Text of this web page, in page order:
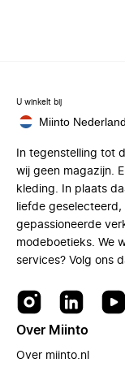
U winkelt bij
Miinto Nederland
In tegenstelling tot
wij geen magazijn.
kleding. In plaats
liefde
gepassioneerde
modeboetieks. We
services? Volg ons
Over Miinto
Over miinto.nl